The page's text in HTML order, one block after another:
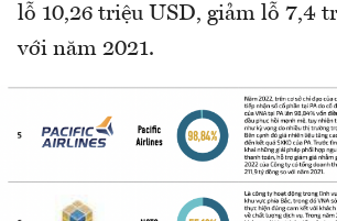
lỗ 10,26 triệu USD, giảm lỗ 7,4
với năm 2021.